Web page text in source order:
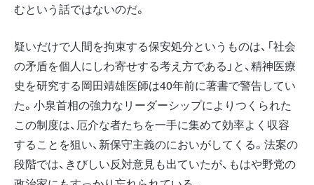
むという話ではないのだ。
疑いだけで人間を拘束する保安処分というものは、「社会
の矛盾を個人にしわ寄せする考え方である」と、精神医療
史を研究する岡田靖雄医師は40年前に著書で警告してい
た。小泉首相の強力なリーダーシップによりつくられた
この制度は、厄介な者たちを一手に集めて効率よく収容
することを狙い、新保守主義のにおいがしてくる。法案の
段階では、きびしい反対意見も出ていたが、もはや野党の